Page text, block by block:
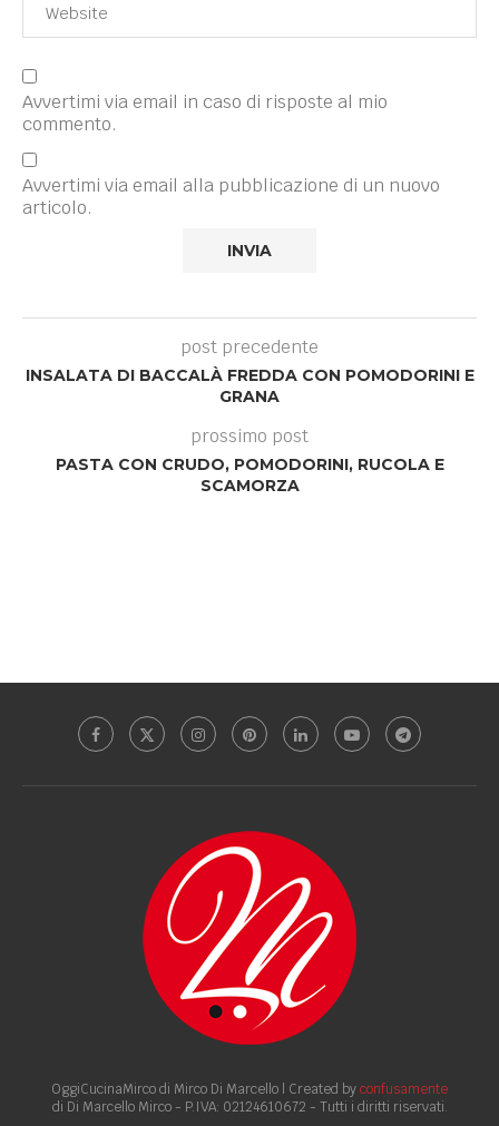
Avvertimi via email in caso di risposte al mio
commento.
Avvertimi via email alla pubblicazione di un nuovo
articolo.
post precedente
INSALATA DI BACCALÀ FREDDA CON POMODORINI E
GRANA
prossimo post
PASTA CON CRUDO, POMODORINI, RUCOLA E
SCAMORZA
OggiCucinaMirco di Mirco Di Marcello | Created byconfusamente
di Di Marcello Mirco - P.IVA: 02124610672 - Tutti i diritti riservati.